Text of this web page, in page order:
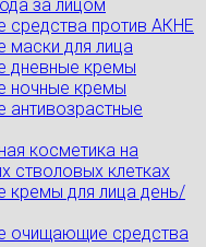
за лицом
средства против АКНЕ
маски для лица
дневные кремы
ночные кремы
антивозрастные
косметика на
стволовых клетках
кремы для лица день/
очищающие средства